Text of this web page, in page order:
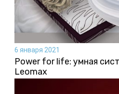
6 января 2021
Power for life: умная
Leomax